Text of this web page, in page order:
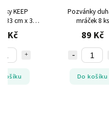
KEEP
33 cm x 33
50 ks
Kč
košíku
Pozvánky
mráček 8 ks
89 Kč
Do košíku